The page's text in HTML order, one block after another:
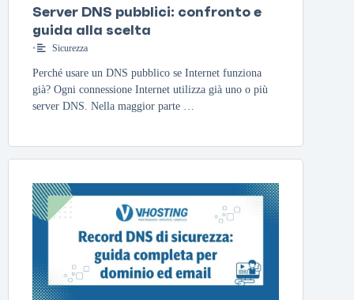
Server DNS pubblici: confronto e
guida alla scelta
• Sicurezza
Perché usare un DNS pubblico se Internet funziona
già? Ogni connessione Internet utilizza già uno o più
server DNS. Nella maggior parte …